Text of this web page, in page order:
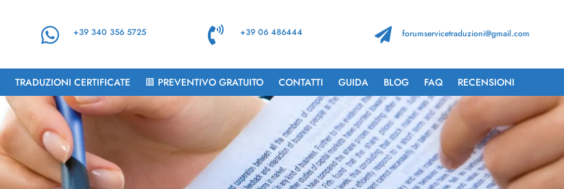
 +39 340 356 5725  +39 06 486444  forumservicetraduzioni@gmail.com
TRADUZIONI CERTIFICATE 🟥 PREVENTIVO GRATUITO CONTATTI GUIDA BLOG FAQ RECENSIONI